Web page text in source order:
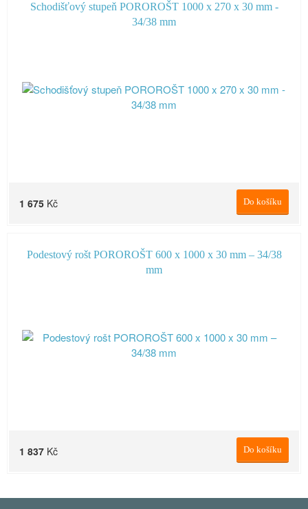
Schodišťový stupeň POROROŠT 1000 x 270 x 30 mm -
34/38 mm
Do košíku
1 675 Kč
Podestový rošt POROROŠT 600 x 1000 x 30 mm – 34/38
mm
Do košíku
1 837 Kč